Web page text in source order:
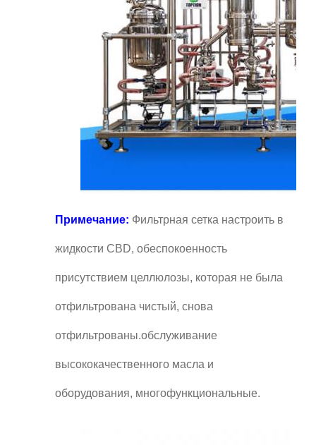
Примечание: Фильтрная сетка настроить в
жидкости CBD, обеспокоенность
присутствием целлюлозы, которая не была
отфильтрована чистый, снова
отфильтрованы.обслуживание
высококачественного масла и
оборудования, многофункциональные.